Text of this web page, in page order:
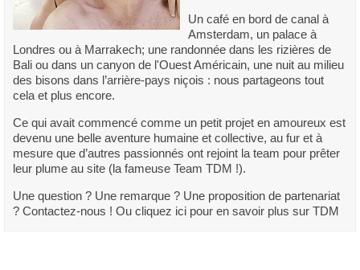
Un café en bord de canal à
Amsterdam, un palace à
Londres ou à Marrakech; une randonnée dans les rizières de
Bali ou dans un canyon de l'Ouest Américain, une nuit au milieu
des bisons dans l’arrière-pays niçois : nous partageons tout
cela et plus encore.
Ce qui avait commencé comme un petit projet en amoureux est
devenu une belle aventure humaine et collective, au fur et à
mesure que d’autres passionnés ont rejoint la team pour prêter
leur plume au site (la fameuse Team TDM !).
Une question ? Une remarque ? Une proposition de partenariat
? Contactez-nous ! Ou cliquez ici pour en savoir plus sur TDM